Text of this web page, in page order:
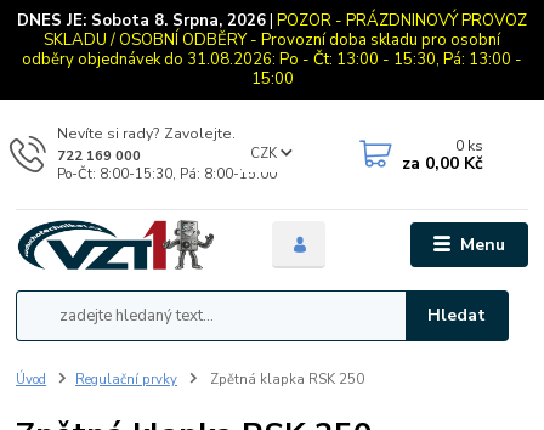
DNES JE: Sobota 8. Srpna, 2026| POZOR - PRÁZDNINOVÝ PROVOZ
SKLADU / OSOBNÍ ODBĚRY - Provozní doba skladu pro osobní
odběry objednávek do 31.08.2026: Po - Čt: 13:00 - 15:30, Pá: 13:00 -
15:00
Menu
CZK
Hledat
Nevíte si rady? Zavolejte.
722 169 000
Po-Čt: 8:00-15:30, Pá: 8:00-15:00
0 ks
za 0,00 Kč
Úvod Regulační prvky Zpětná klapka RSK 250